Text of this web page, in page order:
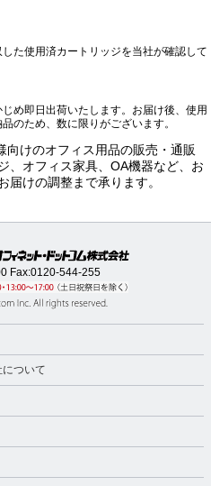
た使用済カートリッジを当社が確認して
め即日出荷いたします。お届け後、使用
のため、数に限りがございます。
向けのオフィス用品の販売・通販
、オフィス家具、OA機器など、お
届けの調整まで承ります。
Fax:0120-544-255
ついて